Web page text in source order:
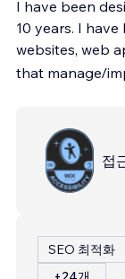
I have been
10 years. I
websites, web
that manage/
접
SEO 최적화